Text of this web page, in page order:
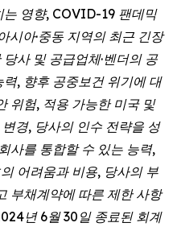
는 영향, COVID-19 팬데믹
시아·중동 지역의 최근 긴장
사 및 공급업체·벤더의 공
, 향후 공중보건 위기에 대
위험, 적용 가능한 미국 및
변경, 당사의 인수 전략을 성
사를 통합할 수 있는 능력,
어려움과 비용, 당사의 부
부채계약에 따른 제한 사항
년 6월 30일 종료된 회계